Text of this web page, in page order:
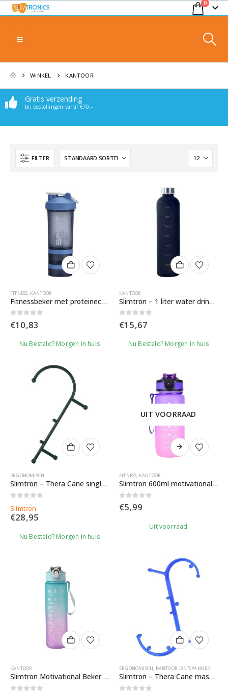
0
WINKEL KANTOOR
Gratis verzending
bij bestellingen vanaf €70,-
FILTER
FITNESS, KANTOOR
Fitnessbeker met proteinecompartement – 550ml
0out of 5
€10,83
Nu Besteld? Morgen in huis
KANTOOR
Slimtron – 1 liter water drinkbeker reminder – stay hydrated
0out of 5
€15,67
Nu Besteld? Morgen in huis
ERGONOMISCH
Slimtron – Thera Cane single curve massagestok
Slimtron
€28,95
Nu Besteld? Morgen in huis
UIT VOORRAAD
FITNESS, KANTOOR
Slimtron 600ml motivational drinkbeker – Fitnessbeker – kids schoolbeker
0out of 5
€5,99
Uit voorraad
KANTOOR
Slimtron Motivational Beker – 800 ml – Stay Hydrated – Motiverende tekst
ERGONOMISCH, KANTOOR,ONTSPANNEN
Slimtron – Thera Cane massagestok